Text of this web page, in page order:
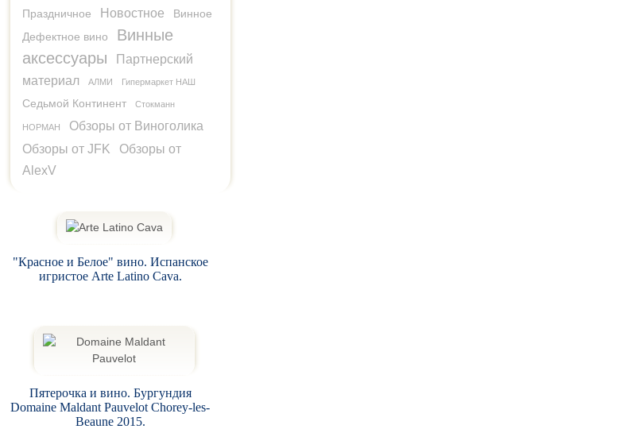
Праздничное Новостное
Винное
Дефектное вино
Винные
аксессуары
Партнерский
материал
АЛМИ Гипермаркет НАШ
Седьмой Континент Стокманн
НОРМАН
Обзоры от Виноголика
Обзоры от JFK
Обзоры от
AlexV
"Красное и Белое" вино. Испанское
игристое Arte Latino Cava.
Пятерочка и вино. Бургундия
Domaine Maldant Pauvelot Chorey-les-
Beaune 2015.